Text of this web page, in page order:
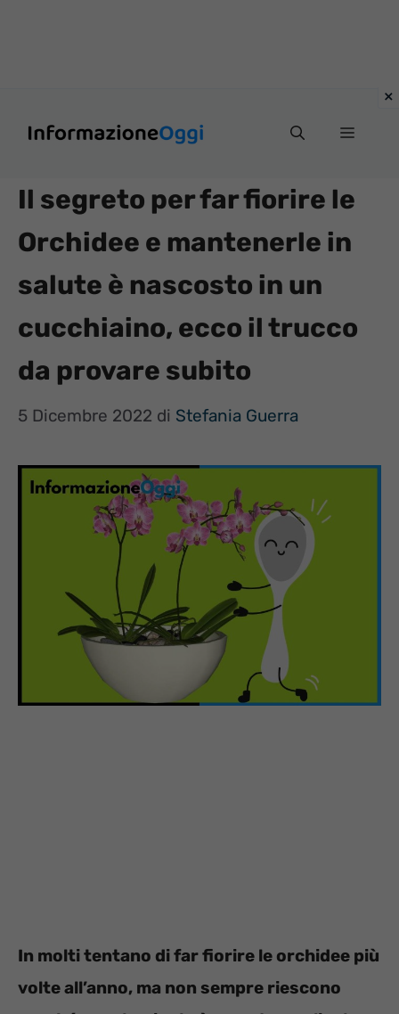
Menu
Il segreto per far fiorire le
Orchidee e mantenerle in
salute è nascosto in un
cucchiaino, ecco il trucco
da provare subito
5 Dicembre 2022 di Stefania Guerra
In molti tentano di far fiorire le orchidee più
volte all’anno, ma non sempre riescono